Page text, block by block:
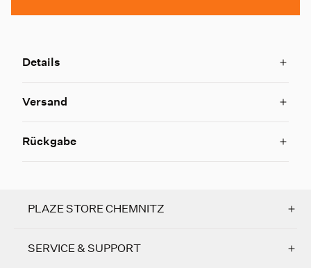
Details
Versand
Rückgabe
PLAZE STORE CHEMNITZ
SERVICE & SUPPORT